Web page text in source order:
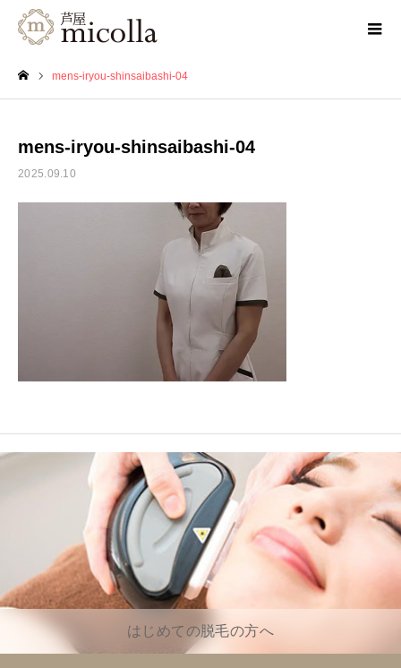
mens-iryou-shinsaibashi-04
mens-iryou-shinsaibashi-04
2025.09.10
はじめての脱毛の方へ